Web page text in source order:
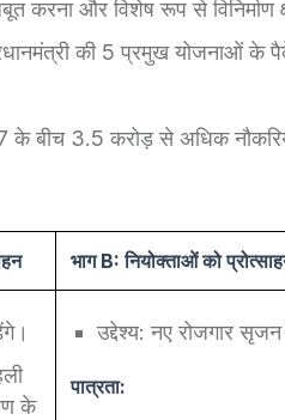
करना और विशेष रूप से विनिर्माण
की 5 प्रमुख योजनाओं के
3.5 करोड़ से अधिक नौकरियों
भागB:नियोक्ताओं को
के
उद्देश्य: नए रोजगार
पात्रता: